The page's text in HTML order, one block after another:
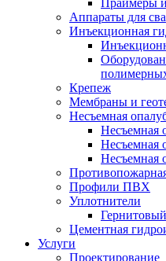
Праймеры
Аппараты для
Инъекционная
Крепеж
Мембраны и
Несъемная
Профили ПВХ
Уплотнители
Цементная
Услуги
Проектирование